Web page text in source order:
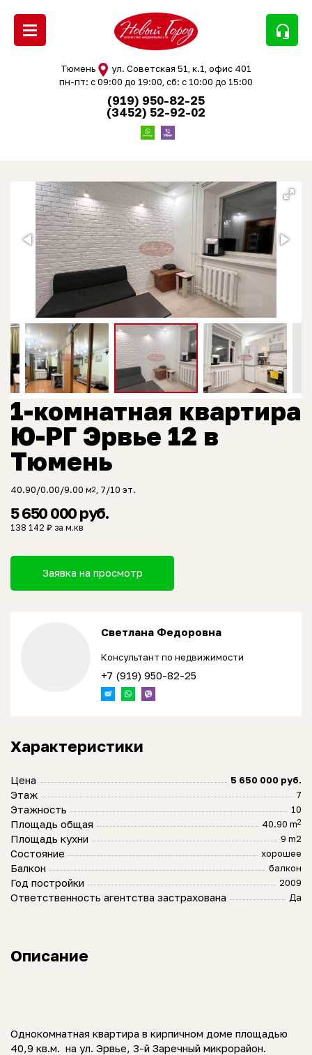
headset_mic
Тюмень
ул. Советская 51, к.1, офис 401
пн-пт: с 09:00 до 19:00, сб: с 10:00 до 15:00
(919) 950-82-25
(3452) 52-92-02
1-комнатная квартира
Ю-РГ Эрвье 12 в
Тюмень
40.90/0.00/9.00 м2 , 7/10 эт.
5 650 000 руб.
138 142 ₽ за м.кв
Заявка на просмотр
Светлана Федоровна
Консультант по недвижимости
+7 (919) 950-82-25
Характеристики
Цена 5 650 000 руб.
Этаж 7
Этажность 10
Площадь общая 40.90 m2
Площадь кухни 9 m2
Состояние хорошее
Балкон балкон
Год постройки 2009
Ответственность агентства застрахована Да
Описание
Однокомнатная квартира в кирпичном доме площадью
40,9 кв.м. на ул. Эрвье, 3-й Заречный микрорайон.